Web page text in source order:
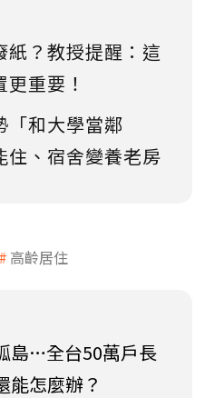
紙？教授提醒：這
重要！
「和大學當鄰
住、宿舍變養老房
高齡居住
島…全台50萬戶長
能怎麼辦？